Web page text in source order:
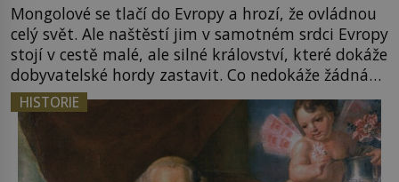
Mongolové se tlačí do Evropy a hrozí, že ovládnou
celý svět. Ale naštěstí jim v samotném srdci Evropy
stojí v cestě malé, ale silné království, které dokáže
dobyvatelské hordy zastavit. Co nedokáže žádná
z asijských říší, co nedokážou Němci – to dokáže
český král. Nebo že by ne? Mongolové od roku 1223
postupují podél Kaspického a Azovského moře, […]
HISTORIE